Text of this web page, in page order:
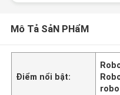
Mô Tả SảN PHẩM
Điểm nổi bật: